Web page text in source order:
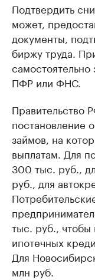
Подтвердить
может,
документы,
биржу труда.
ПФР или ФНС.
Правительство
постановление
займов, на
выплатам. Для
300 тыс. руб.,
руб., для
тыс. руб., чтобы
ипотечных
Для
млн руб.